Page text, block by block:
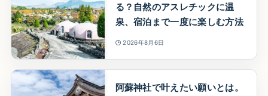
る？自然のアスレチックに温
泉、宿泊まで一度に楽しむ方法
2026年8月6日
阿蘇神社で叶えたい願いとは。